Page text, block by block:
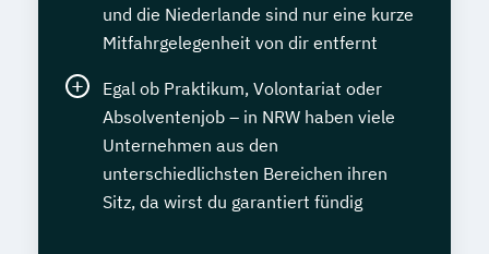
und die Niederlande sind nur eine kurze
Mitfahrgelegenheit von dir entfernt
Egal ob Praktikum, Volontariat oder
Absolventenjob – in NRW haben viele
Unternehmen aus den
unterschiedlichsten Bereichen ihren
Sitz, da wirst du garantiert fündig